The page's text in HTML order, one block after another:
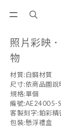
照片彩映
物
材質:白鋼材質
尺寸:依商品圖說
規格:單個
編號:AE24005-S
客製刻字:鉑彩精
包裝:懸浮禮盒